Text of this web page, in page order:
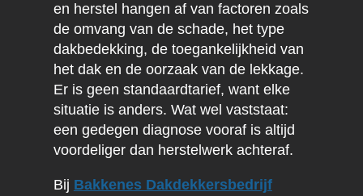
en herstel hangen af van factoren zoals
de omvang van de schade, het type
dakbedekking, de toegankelijkheid van
het dak en de oorzaak van de lekkage.
Er is geen standaardtarief, want elke
situatie is anders. Wat wel vaststaat:
een gedegen diagnose vooraf is altijd
voordeliger dan herstelwerk achteraf.
Bij Bakkenes Dakdekkersbedrijf